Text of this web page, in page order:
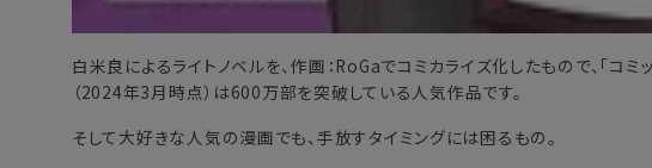
白米良によるライトノベルを、作画：RoGaでコミカライズ化したもので、「
（2024年3月時点）は600万部を突破している人気作品です。
そして大好きな人気の漫画でも、手放すタイミングには困るもの。